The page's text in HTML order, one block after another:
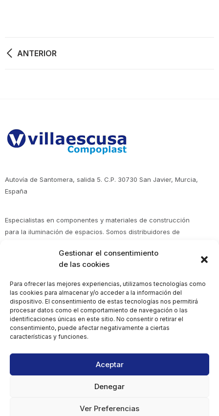
Gestionar el consentimiento
de las cookies
Para ofrecer las mejores experiencias, utilizamos tecnologías como
las cookies para almacenar y/o acceder a la información del
dispositivo. El consentimiento de estas tecnologías nos permitirá
procesar datos como el comportamiento de navegación o las
identificaciones únicas en este sitio. No consentir o retirar el
consentimiento, puede afectar negativamente a ciertas
características y funciones.
Aceptar
Denegar
Ver Preferencias
Navegación
ANTERIOR
Autovía de Santomera, salida 5. C.P. 30730 San Javier, Murcia,
España
Especialistas en componentes y materiales de construcción
para la iluminación de espacios. Somos distribuidores de
España. Expertos en policarbonato, metacrilato, poliéster y
Aviso Legal
Política de Privacidad
Términos y Condiciones
Copyright 2025 © Villaescusa Compoplast. Todos los Derechos